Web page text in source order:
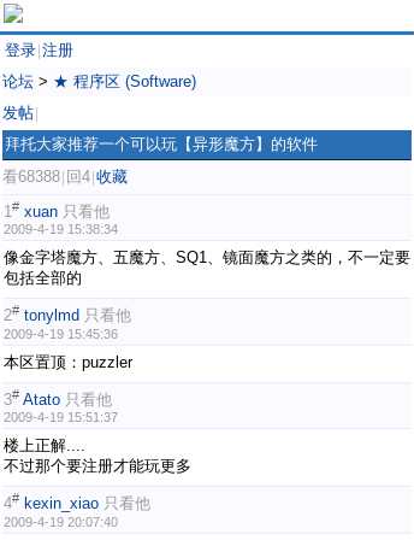
登录 注册
论坛 > ★ 程序区 (Software)
发帖
拜托大家推荐一个可以玩【异形魔方】的软件
看68388 回4 收藏
1# xuan 只看他
2009-4-19 15:38:34
像金字塔魔方、五魔方、SQ1、镜面魔方之类的，不一定要
包括全部的
2# tonylmd 只看他
2009-4-19 15:45:36
本区置顶：puzzler
3# Atato 只看他
2009-4-19 15:51:37
楼上正解....
不过那个要注册才能玩更多
4# kexin_xiao 只看他
2009-4-19 20:07:40